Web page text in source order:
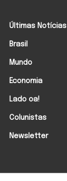
Últimas Notícias
Brasil
Mundo
Economia
Lado oa!
Colunistas
Newsletter